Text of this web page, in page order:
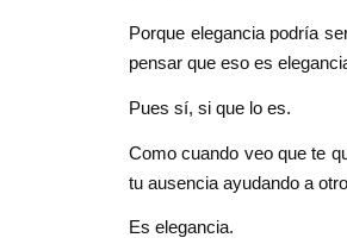
Porque elegancia podría
pensar que eso es
Pues sí, si que lo es.
Como cuando veo que te
tu ausencia ayudando a
Es elegancia.